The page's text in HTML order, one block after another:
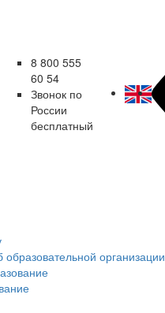
8 800 555
60 54
Звонок по
России
бесплатный
организации